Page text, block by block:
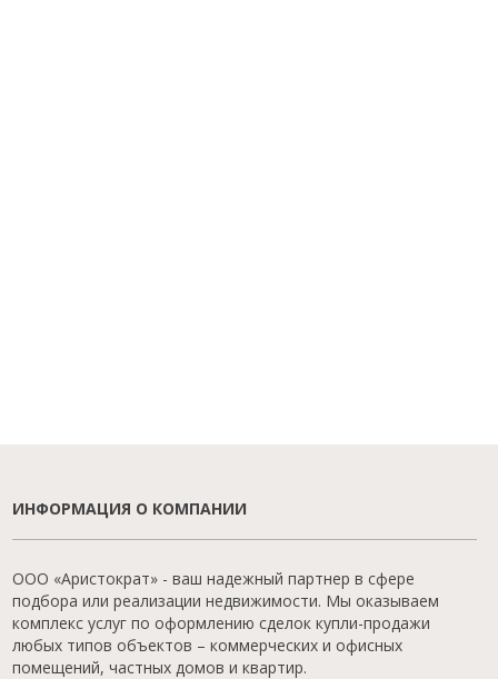
ИНФОРМАЦИЯ О КОМПАНИИ
ООО «Аристократ» - ваш надежный партнер в сфере
подбора или реализации недвижимости. Мы оказываем
комплекс услуг по оформлению сделок купли-продажи
любых типов объектов – коммерческих и офисных
помещений, частных домов и квартир.